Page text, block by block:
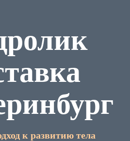
к развитию тела